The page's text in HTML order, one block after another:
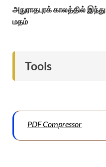
அநுராதபுரக் காலத்தில் இந்து
மதம்
Tools
PDF Compressor